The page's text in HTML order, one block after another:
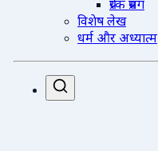
प्रेरक प्रसंग
विशेष लेख
धर्म और अध्यात्म